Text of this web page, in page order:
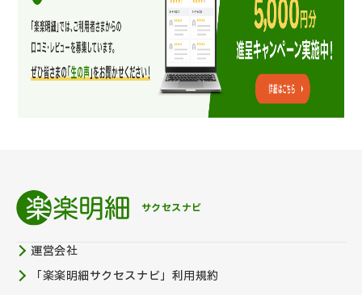
サクセスナビ
運営会社
「楽楽明細サクセスナビ」利用規約